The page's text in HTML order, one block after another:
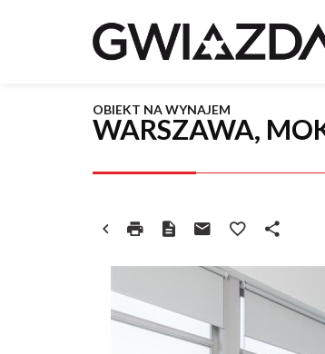
WARSZAWA,
OBIEKT NA WYNAJEM